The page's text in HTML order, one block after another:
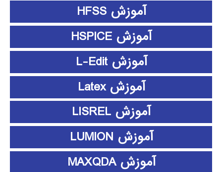
آموزش HFSS
آموزش HSPICE
آموزش L-Edit
آموزش Latex
آموزش LISREL
آموزش LUMION
آموزش MAXQDA